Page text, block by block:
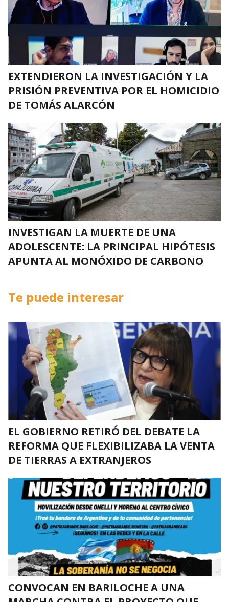
EXTENDIERON LA INVESTIGACIÓN Y LA
PRISIÓN PREVENTIVA POR EL HOMICIDIO
DE TOMÁS ALARCÓN
INVESTIGAN LA MUERTE DE UNA
ADOLESCENTE: LA PRINCIPAL HIPÓTESIS
APUNTA AL MONÓXIDO DE CARBONO
Te puede interesar
EL GOBIERNO RETIRÓ DEL DEBATE LA
REFORMA QUE FLEXIBILIZABA LA VENTA
DE TIERRAS A EXTRANJEROS
CONVOCAN EN BARILOCHE A UNA